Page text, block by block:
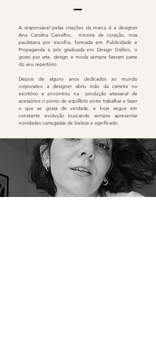
A responsável pelas criações da marca é a designer
Ana Carolina Carvalho, mineira de coração, mas
paulistana por escolha, formada em Publicidade e
Propaganda e pós graduada em Design Gráfico, o
gosto por arte, design e moda sempre fizeram parte
do seu repertório.
Depois de alguns anos dedicados ao mundo
corporativo a designer abriu mão da carreira no
escritório e encontrou na produção artesanal de
acessórios o ponto de equilíbrio entre trabalhar e fazer
o que se gosta de verdade, e hoje segue em
constante evolução buscando sempre apresentar
novidades carregadas de beleza e significado.